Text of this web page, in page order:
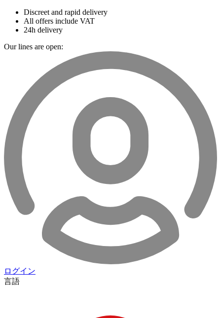
Discreet and rapid delivery
All offers include VAT
24h delivery
Our lines are open:
ログイン
言語